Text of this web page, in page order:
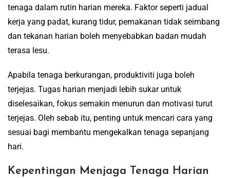
tenaga dalam rutin harian mereka. Faktor seperti jadual
kerja yang padat, kurang tidur, pemakanan tidak seimbang
dan tekanan harian boleh menyebabkan badan mudah
terasa lesu.
Apabila tenaga berkurangan, produktiviti juga boleh
terjejas. Tugas harian menjadi lebih sukar untuk
diselesaikan, fokus semakin menurun dan motivasi turut
terjejas. Oleh sebab itu, penting untuk mencari cara yang
sesuai bagi membantu mengekalkan tenaga sepanjang
hari.
Kepentingan Menjaga Tenaga Harian